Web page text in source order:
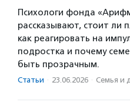
Психологи фонда
рассказывают, стоит ли
как реагировать на
подростка и почему
быть прозрачным.
Статьи · 23.06.2026 · Семья и